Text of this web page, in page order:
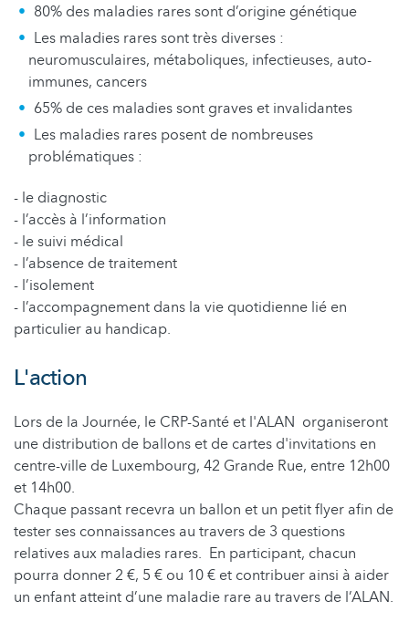
80% des maladies rares sont d’origine génétique
Les maladies rares sont très diverses :
neuromusculaires, métaboliques, infectieuses, auto-
immunes, cancers
65% de ces maladies sont graves et invalidantes
Les maladies rares posent de nombreuses
problématiques :
- le diagnostic
- l’accès à l’information
- le suivi médical
- l’absence de traitement
- l’isolement
- l’accompagnement dans la vie quotidienne lié en
particulier au handicap.
L'action
Lors de la Journée, le CRP-Santé et l'ALAN organiseront
une distribution de ballons et de cartes d'invitations en
centre-ville de Luxembourg, 42 Grande Rue, entre 12h00
et 14h00.
Chaque passant recevra un ballon et un petit flyer afin de
tester ses connaissances au travers de 3 questions
relatives aux maladies rares. En participant, chacun
pourra donner 2 €, 5 € ou 10 € et contribuer ainsi à aider
un enfant atteint d’une maladie rare au travers de l’ALAN.